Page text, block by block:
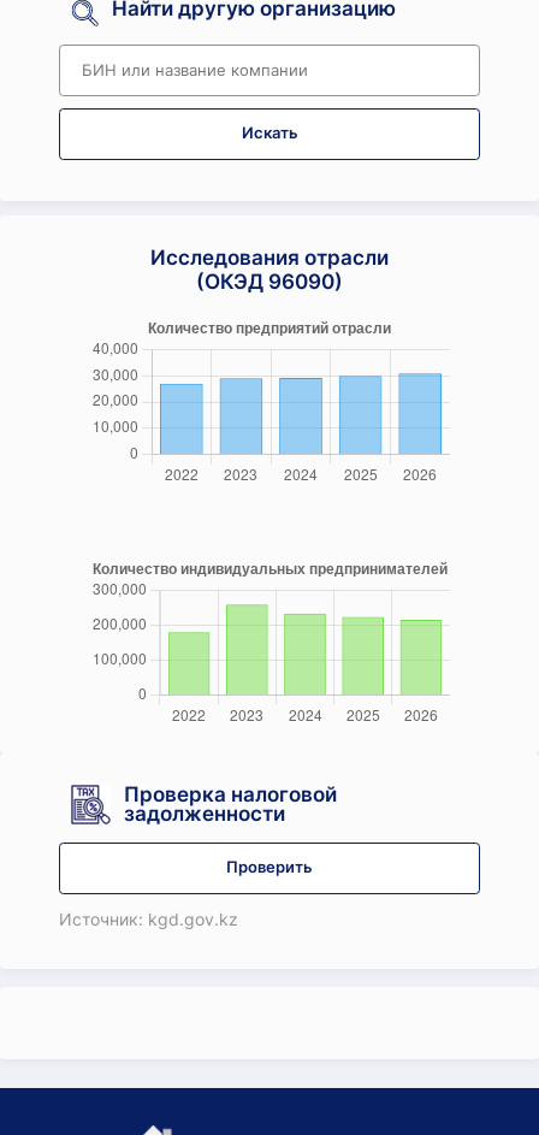
Найти другую организацию
Искать
Исследования отрасли
(ОКЭД 96090)
Проверка налоговой
задолженности
Проверить
Источник: kgd.gov.kz